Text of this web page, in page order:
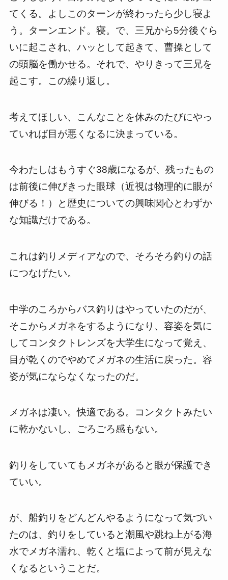
てくる。よしこのターンが終わったら少し寝よ
う。ターンエンド。寝。で、三兄から5分後ぐら
いに起こされ、ハッとして起きて、曹操として
の頭脳を働かせる。それで、やりきって三兄を
起こす。この繰り返し。
考えてほしい、こんなことを休みのたびにやっ
ていれば目が悪くなるに決まっている。
今わたしはもうすぐ38歳になるが、残ったもの
は前後に伸びきった眼球（近視は物理的に眼が
伸びる！）と歴史についての興味関心とわずか
な知識だけである。
これは釣りメディアなので、そろそろ釣りの話
につなげたい。
中学のころからバス釣りはやっていたのだが、
そこからメガネをするようになり、容姿を気に
してコンタクトレンズを大学生になって覚え、
目が乾くのでやめてメガネの生活に戻った。容
姿が気にならなくなったのだ。
メガネは凄い。快適である。コンタクトみたい
に乾かないし、ごろごろ感もない。
釣りをしていてもメガネがあると眼が保護でき
ていい。
が、船釣りをどんどんやるようになって気づい
たのは、釣りをしていると潮風や跳ね上がる海
水でメガネ濡れ、乾くと塩によって前が見えな
くなるということだ。